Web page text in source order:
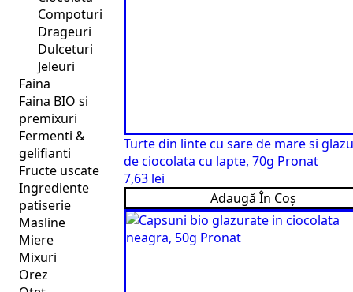
Compoturi
Drageuri
Dulceturi
Jeleuri
Faina
Faina BIO si
premixuri
Fermenti &
gelifianti
Fructe uscate
Ingrediente
patiserie
Masline
Miere
Mixuri
Orez
Turte din linte cu sare de mare si
de ciocolata cu lapte, 70g Pronat
7,63 lei
Adaugă În Coș